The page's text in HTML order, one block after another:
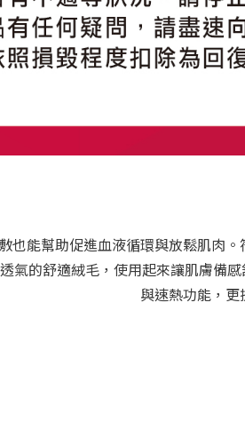
也能幫助促進血液循環與放鬆肌肉
氣的舒適絨毛，使用起來讓肌膚備
與速熱功能，更